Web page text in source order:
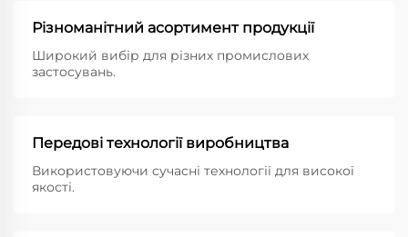
Різноманітний асортимент продукції
Широкий вибір для різних промислових
застосувань.
Передові технології виробництва
Використовуючи сучасні технології для високої
якості.